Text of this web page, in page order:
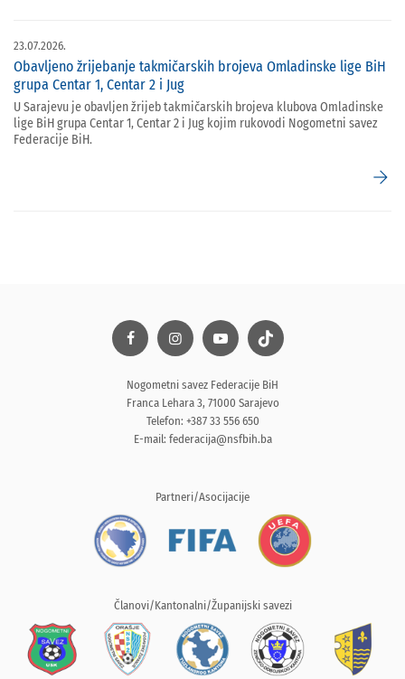
23.07.2026.
Obavljeno žrijebanje takmičarskih brojeva Omladinske lige BiH
grupa Centar 1, Centar 2 i Jug
U Sarajevu je obavljen žrijeb takmičarskih brojeva klubova Omladinske
lige BiH grupa Centar 1, Centar 2 i Jug kojim rukovodi Nogometni savez
Federacije BiH.
arrow_forward
Nogometni savez Federacije BiH
Franca Lehara 3, 71000 Sarajevo
Telefon: +387 33 556 650
E-mail: federacija@nsfbih.ba
Partneri/Asocijacije
Članovi/Kantonalni/Županijski savezi